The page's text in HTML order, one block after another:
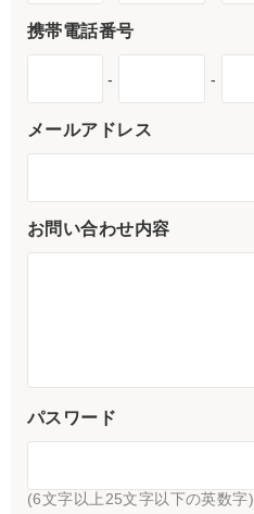
携帯電話番号
- -
メールアドレス
お問い合わせ内容
パスワード
(6文字以上25文字以下の英数字)